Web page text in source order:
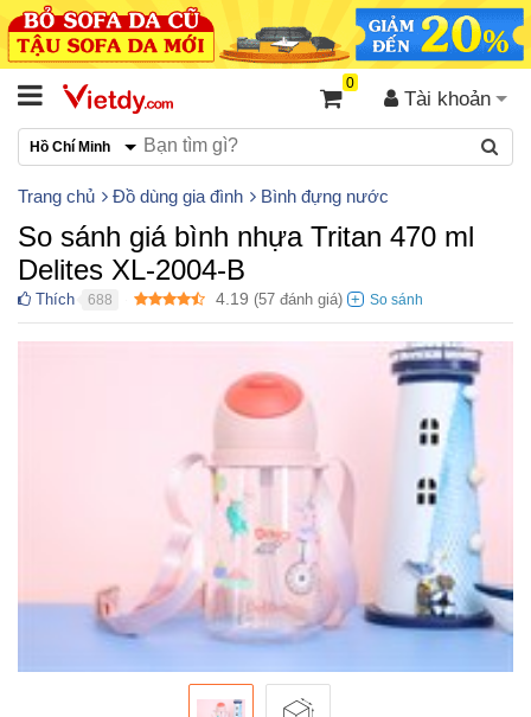
Tài khoản
0
Hồ Chí Minh
Trang chủ Đồ dùng gia đình Bình đựng nước
So sánh giá bình nhựa Tritan 470 ml
Delites XL-2004-B
Thích 688 4.19 (57 đánh giá)